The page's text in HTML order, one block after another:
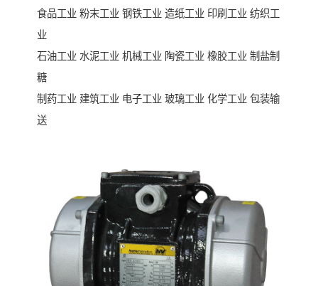
食品工业 粉末工业 钢铁工业 造纸工业 印刷工业 纺织工
业
石油工业 水泥工业 机械工业 陶瓷工业 橡胶工业 制盐制
糖
制药工业 建筑工业 电子工业 玻璃工业 化学工业 包装输
送